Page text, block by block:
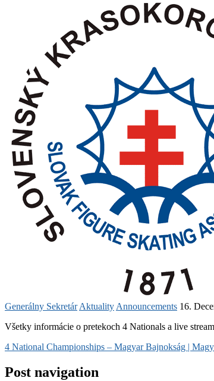
Generálny Sekretár Aktuality Announcements 16.
Všetky informácie o pretekoch 4 Nationals a live
4 National Championships – Magyar Bajnokság |
Post navigation